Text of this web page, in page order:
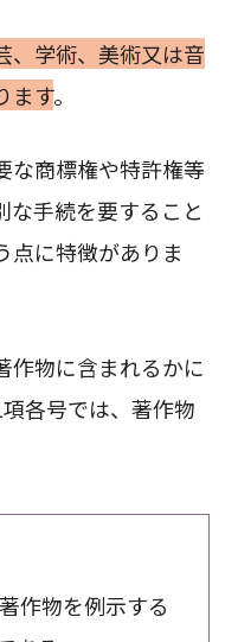
、学術、美術又は音
ます。
な商標権や特許権等
な手続を要すること
点に特徴がありま
作物に含まれるかに
各号では、著作物
作物を例示する